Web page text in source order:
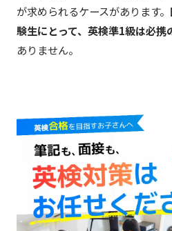
が求められるケースがあります。
験生にとって、英検準1級は必携
ありません。